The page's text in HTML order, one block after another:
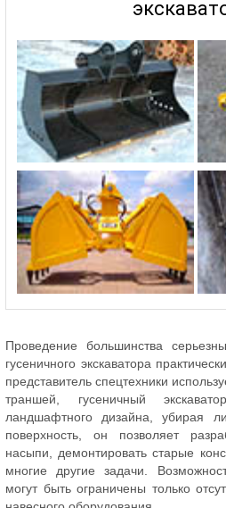
Проведение большинства
гусеничного экскаватора
представитель спецтехники
траншей, гусеничный
ландшафтного дизайна, убирая
поверхность, он позволяет
насыпи, демонтировать старые
многие другие задачи.
могут быть ограничены только